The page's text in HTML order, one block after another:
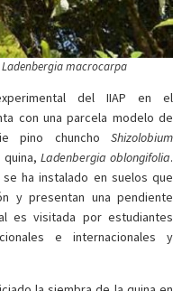
Ladenbergia macrocarpa
del IIAP en el
con una parcela modelo de
pino chuncho Shizolobium
Ladenbergia oblongifolia.
ha instalado en suelos que
y presentan una pendiente
es visitada por estudiantes
e internacionales y